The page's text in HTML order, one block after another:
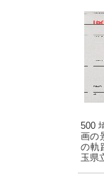
500
画の
の軌
玉県